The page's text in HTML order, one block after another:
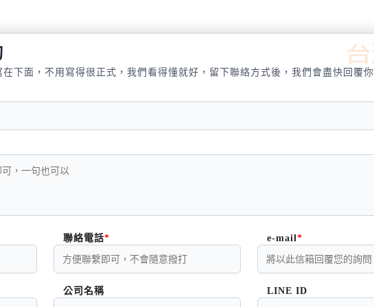
下面，不用寫得很正式，我們看得懂就好，留下聯絡方式後，我們會盡快回覆你
聯絡電話 e-mail
公司名稱 LINE ID